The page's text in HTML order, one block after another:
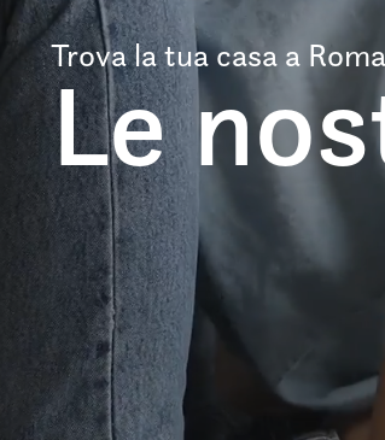
Trova la tua casa a
Le